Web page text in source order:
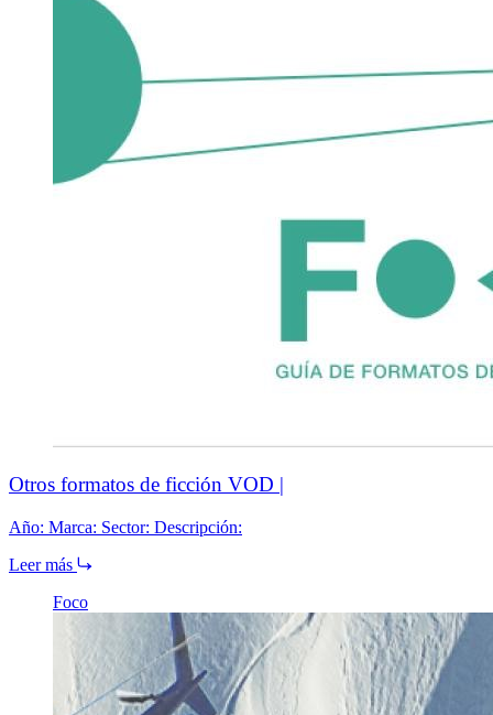
Otros formatos de ficción VOD |
Año: Marca: Sector: Descripción:
Leer más
Foco